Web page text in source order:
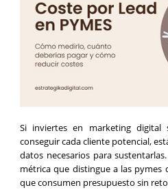
Si inviertes en marketing
conseguir cada cliente potencial,
datos necesarios para
métrica que distingue a las pymes
que consumen presupuesto sin